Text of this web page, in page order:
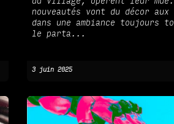
nouveautés vont du décor
dans une ambiance toujours
le parta...
3 juin 2025